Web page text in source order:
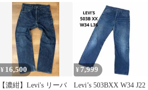
濃紺 真紺 日本製
セルビッチ ボタンフラ
イ デニムパンツ/ 31
¥ 16,500
【濃紺】Levi's リーバ
¥ 7,999
Levi’s 503BXX W34 J22